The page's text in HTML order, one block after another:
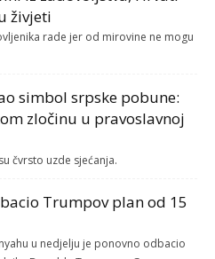
živjeti
rade jer od mirovine ne mogu
simbol srpske pobune:
zločinu u pravoslavnoj
čvrsto uzde sjećanja.
Trumpov plan od 15
u nedjelju je ponovno odbacio